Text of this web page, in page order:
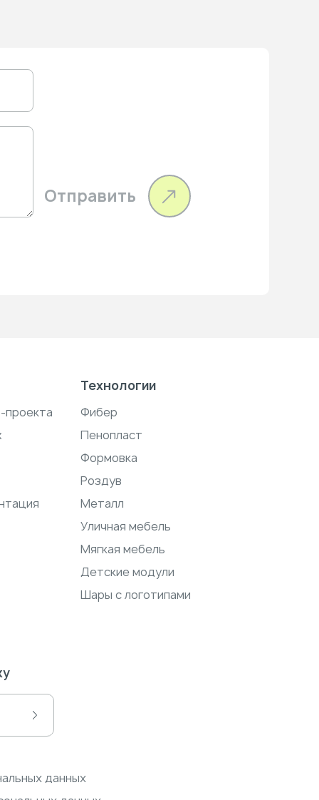
Отправить
проекта
Технологии
Фибер
Пенопласт
Формовка
Роздув
Металл
Уличная мебель
Мягкая мебель
Детские модули
Шары с логотипами
данных